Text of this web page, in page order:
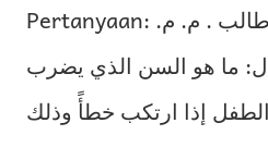
Pertanyaan: سائل من السودان (طالب . م. م.
ما هو السن الذي يضرب